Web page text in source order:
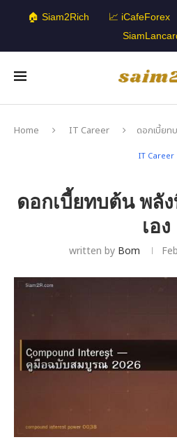
🏠 Siam2Rich 📈 iCafeForex
Home IT Career ดอกเบี้ยท
IT Career
ดอกเบี้ยทบต้น พลั
เอง
written by Bom